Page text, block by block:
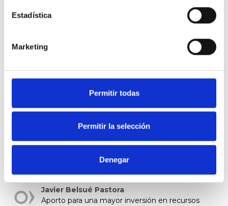
Estadística
Marketing
Permitir todas
Permitir la selección
Denegar
primaria para, así, garantizar que todos los pacientes
pueden recibir la atención que necesitan, al momento
iniciar la sesiónpara poder valorar
Javier Belsué Pastora
Aporto para una mayor inversión en recursos